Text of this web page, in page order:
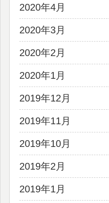
2020年4月
2020年3月
2020年2月
2020年1月
2019年12月
2019年11月
2019年10月
2019年2月
2019年1月